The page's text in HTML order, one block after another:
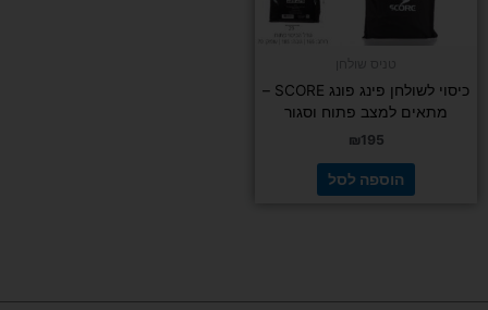
כיסוי לשולחן פינג פונג SCORE –
מתאים למצב פתוח וסגור
₪195
הוספה לסל